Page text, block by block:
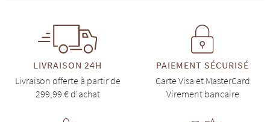
LIVRAISON 24H
Livraison offerte à partir de
299,99 € d'achat
PAIEMENT SÉCURISÉ
Carte Visa et MasterCard
Virement bancaire